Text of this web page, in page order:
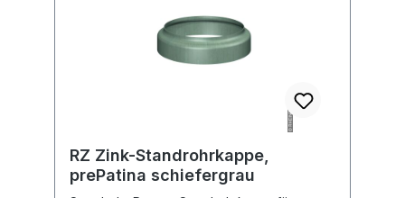
RZ Zink-Standrohrkappe,
prePatina schiefergrau